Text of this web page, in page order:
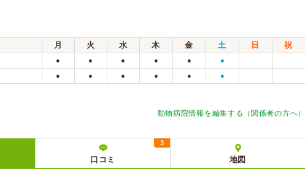
月 火 水 木 金 土 日
祝
● ● ● ● ● ●
● ● ● ● ● ●
動物病院情報を編集する（関係者の方へ）
口コミ
3
地図